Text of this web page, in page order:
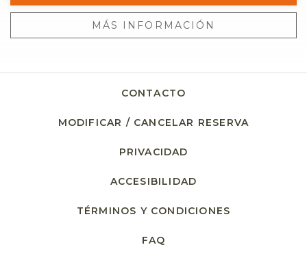
MÁS INFORMACIÓN
CONTACTO
MODIFICAR / CANCELAR RESERVA
PRIVACIDAD
ACCESIBILIDAD
TÉRMINOS Y CONDICIONES
FAQ